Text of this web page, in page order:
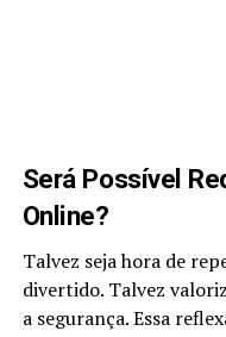
Será Possível
Online?
Talvez seja hora de
divertido. Talvez
a segurança. Essa